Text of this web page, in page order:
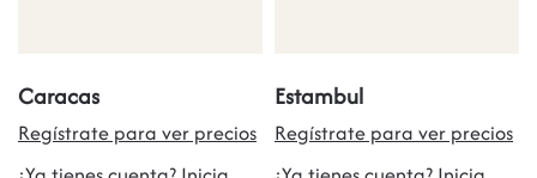
Caracas
Regístrate para ver precios
Estambul
Regístrate para ver precios